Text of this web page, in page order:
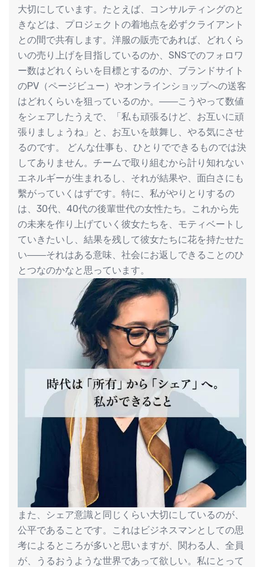
大切にしています。たとえば、コンサルティングのと
きなどは、プロジェクトの着地点を必ずクライアント
との間で共有します。洋服の販売であれば、どれくら
いの売り上げを目指しているのか、SNSでのフォロワ
ー数はどれくらいを目標とするのか、ブランドサイト
のPV（ページビュー）やオンラインショップへの送客
はどれくらいを狙っているのか。――こうやって数値
をシェアしたうえで、「私も頑張るけど、お互いに頑
張りましょうね」と、お互いを鼓舞し、やる気にさせ
るのです。 どんな仕事も、ひとりでできるものでは決
してありません。チームで取り組むから計り知れない
エネルギーが生まれるし、それが結果や、面白さにも
繫がっていくはずです。特に、私がやりとりするの
は、30代、40代の後輩世代の女性たち。これから先
の未来を作り上げていく彼女たちを、モティベートし
ていきたいし、結果を残して彼女たちに花を持たせた
い――それはある意味、社会にお返しできることのひ
とつなのかなと思っています。
また、シェア意識と同じくらい大切にしているのが、
公平であることです。これはビジネスマンとしての思
考によるところが多いと思いますが、関わる人、全員
が、うるおうような世界であって欲しい。私にとって